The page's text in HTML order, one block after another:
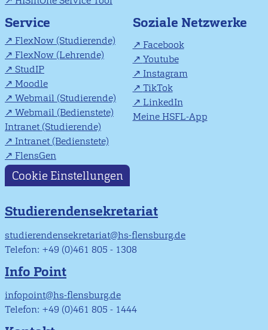
Service
FlexNow (Studierende)
FlexNow (Lehrende)
StudIP
Moodle
Webmail (Studierende)
Webmail (Bedienstete)
Intranet (Studierende)
Intranet (Bedienstete)
FlensGen
Soziale Netzwerke
Facebook
Youtube
Instagram
TikTok
LinkedIn
Meine HSFL-App
Cookie Einstellungen
Studierendensekretariat
studierendensekretariat@hs-flensburg.de
Telefon: +49 (0)461 805 - 1308
Info Point
infopoint@hs-flensburg.de
Telefon: +49 (0)461 805 - 1444